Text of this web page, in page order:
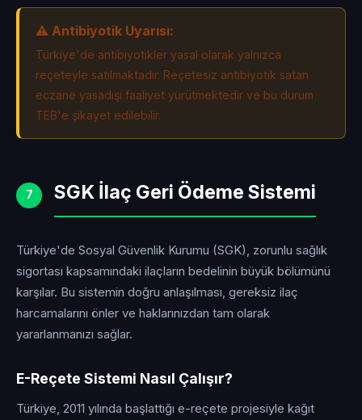
⚠️ Antibiyotik Uyarısı:
Türkiye'de antibiyotikler yasal olarak yalnızca
reçeteyle satılmaktadır. Reçetesiz antibiyotik satan
eczane yasadışı faaliyet yürütmektedir ve bu durum
TEB'e şikayet edilebilir.
7 SGK İlaç Geri Ödeme Sistemi
Türkiye'de Sosyal Güvenlik Kurumu (SGK), zorunlu sağlık
sigortası kapsamındaki ilaçların bedelinin büyük bölümünü
karşılar. Bu sistemin doğru anlaşılması, gereksiz ilaç
harcamalarını önler ve haklarınızdan tam olarak
yararlanmanızı sağlar.
E-Reçete Sistemi Nasıl Çalışır?
Türkiye, 2011 yılında başlattığı e-reçete projesiyle kağıt